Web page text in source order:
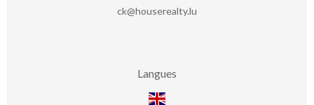
ck@houserealty.lu
Langues